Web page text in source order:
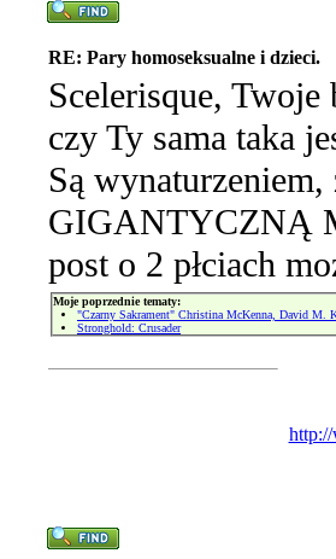
RE: Pary homoseksualne i dzieci.
Scelerisque,
czy Ty sama taka
Są
GIGANTYCZNĄ
post o 2 płciach
Moje poprzednie tematy:
"Czarny Sakrament" Christina McKenna, David M.
Stronghold: Crusader